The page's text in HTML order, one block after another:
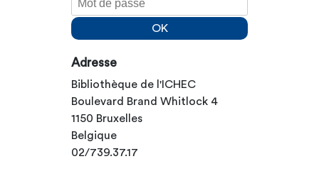
Adresse
Bibliothèque de l'ICHEC
Boulevard Brand Whitlock 4
1150 Bruxelles
Belgique
02/739.37.17